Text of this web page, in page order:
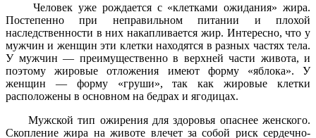
Человек уже рождается с «клетками ожи­дания» жира.
Постепенно при неправильном питании и плохой
наследственности в них накапливается жир. Интересно, что у
муж­чин и женщин эти клетки находятся в раз­ных частях тела.
У мужчин — преимуществен­но в верхней части живота, и
поэтому жиро­вые отложения имеют форму «яблока». У
женщин — форму «груши», так как жировые клетки
расположены в основном на бедрах и ягодицах.
Мужской тип ожирения для здоровья опас­нее женского.
Скопление жира на животе влечет за собой риск сердечно-